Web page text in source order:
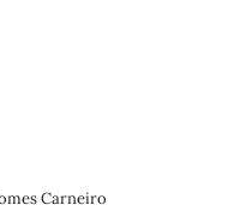
Carneiro